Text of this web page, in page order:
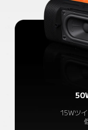
15Wツ